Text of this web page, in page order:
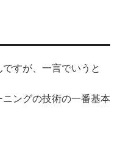
すが、一言でいうと
ングの技術の一番基本